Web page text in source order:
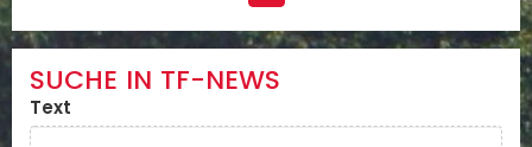
SUCHE IN TF-NEWS
Text